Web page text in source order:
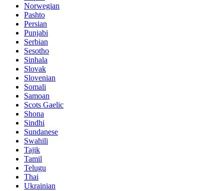
Norwegian
Pashto
Persian
Punjabi
Serbian
Sesotho
Sinhala
Slovak
Slovenian
Somali
Samoan
Scots Gaelic
Shona
Sindhi
Sundanese
Swahili
Tajik
Tamil
Telugu
Thai
Ukrainian